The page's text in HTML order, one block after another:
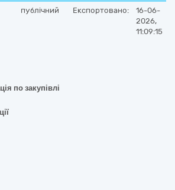
публічний Експортовано:
16-06-
2026,
11:09:15
по закупівлі